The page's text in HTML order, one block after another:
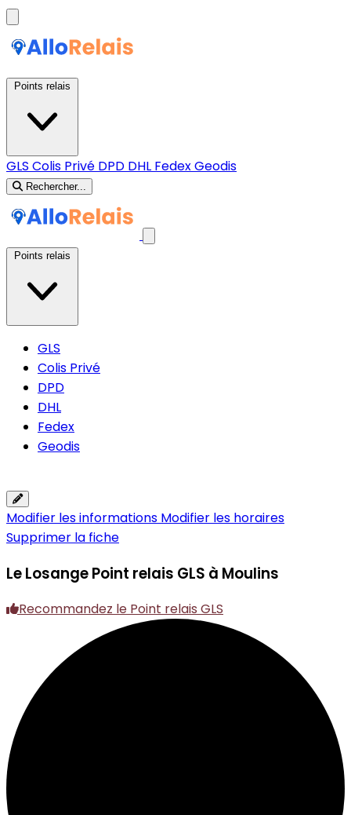
GLS Colis Privé DPD DHL FedexGeodis
Rechercher...
GLS
Colis Privé
DPD
DHL
Fedex
Geodis
Modifier les informations Modifier les horaires
Supprimer la fiche
Le LosangePoint relais GLS à Moulins
Recommandez le Point relais GLS